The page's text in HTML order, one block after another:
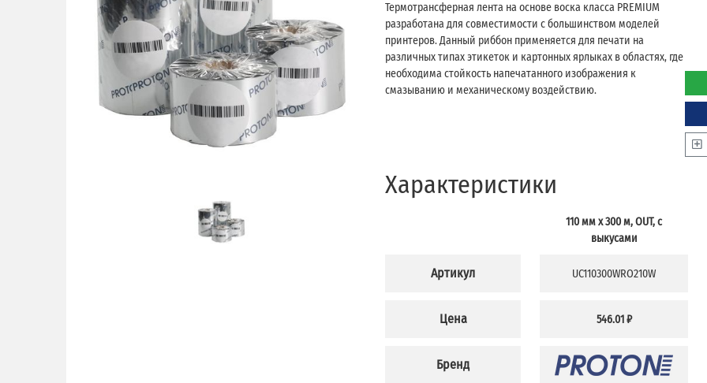
Термотрансферная лента на основе воска класса PREMIUM
разработана для совместимости с большинством моделей
принтеров. Данный риббон применяется для печати на
различных типах этикеток и картонных ярлыках в областях, где
необходима стойкость напечатанного изображения к
смазыванию и механическому воздействию.
Характеристики
Артикул
Цена
Бренд
110 мм х 300 м, OUT, с
выкусами
UC110300WRO210W
546.01 ₽